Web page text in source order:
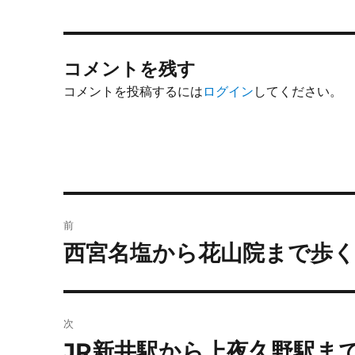
コメントを残す
コメントを投稿するには ログイン してください。
稿
ゲ
前
前
投
稿:
西宮名塩から花山院まで歩く
次
次